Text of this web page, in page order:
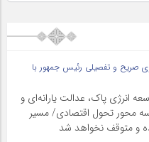
و تفصیلی رئیس جمهور با
انرژی پاک، عدالت یارانه‌ای و
محور تحول اقتصادی/ مسیر
و متوقف نخواهد شد